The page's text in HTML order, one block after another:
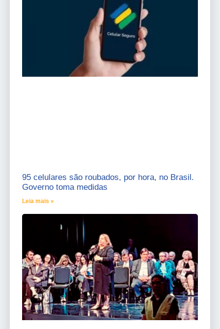
95 celulares são roubados, por hora, no Brasil.
Governo toma medidas
Leia mais »